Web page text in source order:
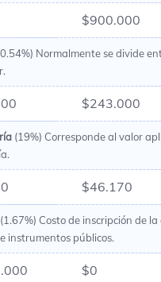
$900.000
Normalmente se divide
$243.000
(19%) Corresponde al valor
$46.170
Costo de inscripción de
instrumentos públicos.
$0